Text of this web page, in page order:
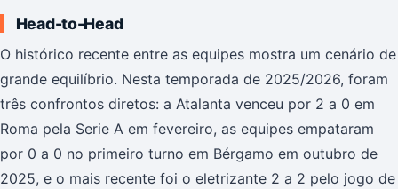
Head-to-Head
O histórico recente entre as equipes mostra um cenário de
grande equilíbrio. Nesta temporada de 2025/2026, foram
três confrontos diretos: a Atalanta venceu por 2 a 0 em
Roma pela Serie A em fevereiro, as equipes empataram
por 0 a 0 no primeiro turno em Bérgamo em outubro de
2025, e o mais recente foi o eletrizante 2 a 2 pelo jogo de